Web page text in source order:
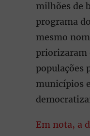
milhões de
programa
mesmo
priorizaram
populações
municípios
Em nota, a